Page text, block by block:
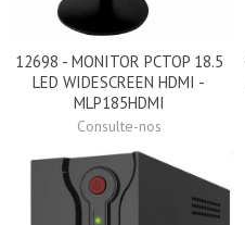
12698 - MONITOR PCTOP 18.5
LED WIDESCREEN HDMI -
MLP185HDMI
Consulte-nos